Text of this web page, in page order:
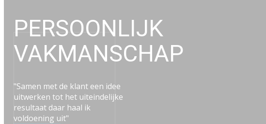
PERSOONLIJK
VAKMANSCHAP
"Samen met de klant een idee
uitwerken tot het uiteindelijke
resultaat daar haal ik
voldoening uit"